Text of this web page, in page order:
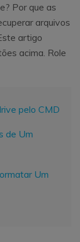
Por que as
arquivos
artigo
acima. Role
pelo CMD
de Um
Um